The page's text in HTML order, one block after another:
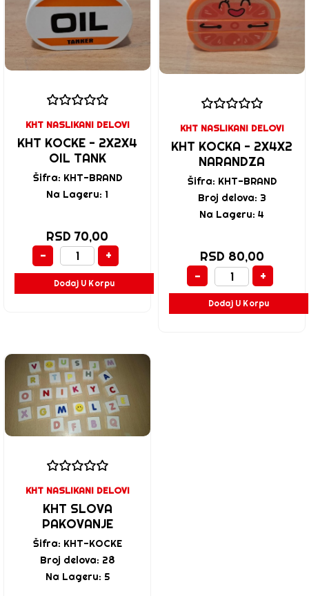
KHT NASLIKANI DELOVI
KHT KOCKE - 2X2X4
OIL TANK
Šifra: KHT-BRAND
Na Lageru: 1
RSD 70,00
-
+
Dodaj U Korpu
KHT NASLIKANI DELOVI
KHT KOCKA - 2X4X2
NARANDZA
Šifra: KHT-BRAND
Broj delova: 3
Na Lageru: 4
RSD 80,00
-
+
Dodaj U Korpu
KHT NASLIKANI DELOVI
KHT SLOVA
PAKOVANJE
Šifra: KHT-KOCKE
Broj delova: 28
Na Lageru: 5